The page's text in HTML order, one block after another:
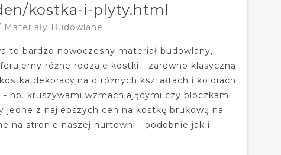
kostka-i-plyty.html
Budowlane
to bardzo nowoczesny materiał budowlany,
różne rodzaje kostki - zarówno klasyczną
dekoracyjna o różnych kształtach i kolorach.
np. kruszywami wzmacniającymi czy bloczkami
z najlepszych cen na kostkę brukową na
na stronie naszej hurtowni - podobnie jak i